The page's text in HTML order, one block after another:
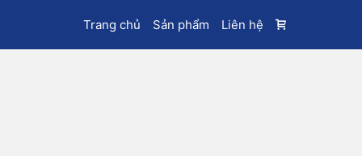
Trang chủ Sản phẩm Liên hệ